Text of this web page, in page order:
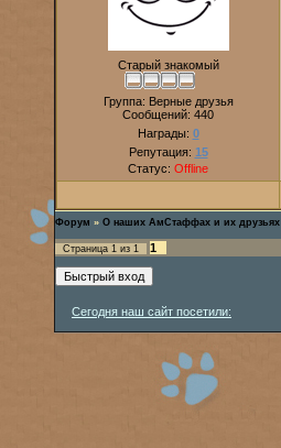
Старый знакомый
Группа: Верные друзья
Сообщений: 440
Награды: 0
Репутация: 15
Статус: Offline
Форум » О наших АмСтаффах и их друзьях
Страница 1 из 1 1
Сегодня наш сайт посетили: